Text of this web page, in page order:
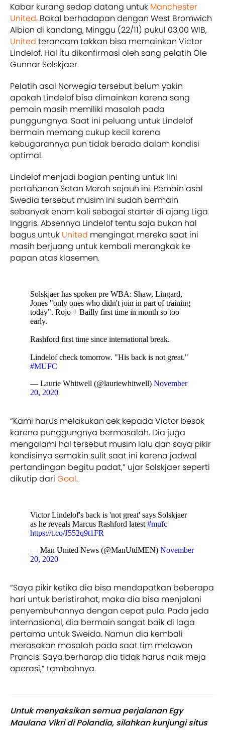
Kabar kurang sedap datang untuk Manchester
United. Bakal berhadapan dengan West Bromwich
Albion di kandang, Minggu (22/11) pukul 03.00 WIB,
United terancam takkan bisa memainkan Victor
Lindelof. Hal itu dikonfirmasi oleh sang pelatih Ole
Gunnar Solskjaer.
Pelatih asal Norwegia tersebut belum yakin
apakah Lindelof bisa dimainkan karena sang
pemain masih memiliki masalah pada
punggungnya. Saat ini peluang untuk Lindelof
bermain memang cukup kecil karena
kebugarannya pun tidak berada dalam kondisi
optimal.
Lindelof menjadi bagian penting untuk lini
pertahanan Setan Merah sejauh ini. Pemain asal
Swedia tersebut musim ini sudah bermain
sebanyak enam kali sebagai starter di ajang Liga
Inggris. Absennya Lindelof tentu saja bukan hal
bagus untuk United mengingat mereka saat ini
masih berjuang untuk kembali merangkak ke
papan atas klasemen.
Solskjaer has spoken pre WBA: Shaw, Lingard,
Jones "only ones who didn't join in part of training
today". Rojo + Bailly first time in month so too
early.
Rashford first time since international break.
Lindelof check tomorrow. "His back is not great."
#MUFC
— Laurie Whitwell (@lauriewhitwell) November
20, 2020
“Kami harus melakukan cek kepada Victor besok
karena punggungnya bermasalah. Dia juga
mengalami hal tersebut musim lalu dan saya pikir
kondisinya semakin sulit saat ini karena jadwal
pertandingan begitu padat,” ujar Solskjaer seperti
dikutip dari Goal.
Victor Lindelof's back is 'not great' says Solskjaer
as he reveals Marcus Rashford latest #mufc
https://t.co/J552q9t1FR
— Man United News (@ManUtdMEN) November
20, 2020
“Saya pikir ketika dia bisa mendapatkan beberapa
hari untuk beristirahat, maka dia bisa menjalani
penyembuhannya dengan cepat pula. Pada jeda
internasional, dia bermain sangat baik di laga
pertama untuk Sweida. Namun dia kembali
merasakan masalah pada saat tim melawan
Prancis. Saya berharap dia tidak harus naik meja
operasi,” tambahnya.
Untuk menyaksikan semua perjalanan Egy
Maulana Vikri di Polandia, silahkan kunjungi situs